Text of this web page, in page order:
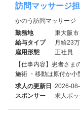
訪問マッサージ
かのう訪問マッサージ
勤務地
東大阪
給与タイプ
月給23
雇用形態
正社員
【仕事内容】患者さ
施術 ・移動は原付か小
求人の更新日 2026-
スポンサー
求人ボッ